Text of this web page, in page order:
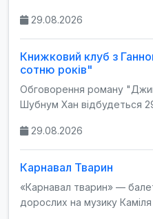
29.08.2026
Книжковий клуб з
сотню років"
Обговорення роману
Шубнум Хан відбудеться
29.08.2026
Карнавал Тварин
«Карнавал тварин» —
дорослих на музику